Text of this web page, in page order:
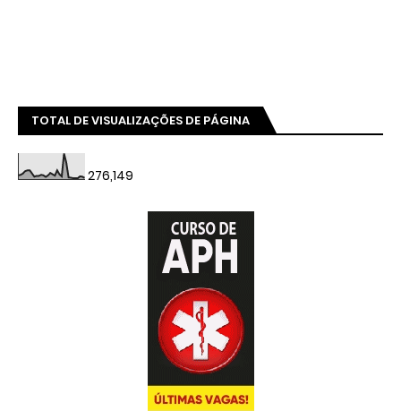
TOTAL DE VISUALIZAÇÕES DE PÁGINA
276,149